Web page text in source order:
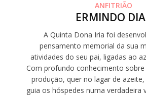
ANFITRIÃO
ERMINDO
A Quinta Dona Iria foi
pensamento memorial da sua
atividades do seu pai, ligadas ao
Com profundo conhecimento
produção, quer no lagar de
guia os hóspedes numa verdadeira